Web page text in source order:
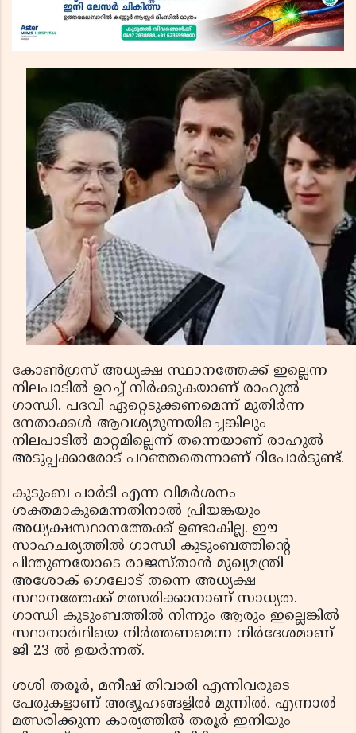
കോണ്‍ഗ്രസ് അധ്യക്ഷ സ്ഥാനത്തേക്ക് ഇല്ലെന്ന
നിലപാടില്‍ ഉറച്ച് നിര്‍ക്കുകയാണ് രാഹുല്‍
ഗാന്ധി. പദവി ഏറ്റെടുക്കണമെന്ന് മുതിര്‍ന്ന
നേതാക്കള്‍ ആവശ്യമുന്നയിച്ചെങ്കിലും
നിലപാടില്‍ മാറ്റമില്ലെന്ന് തന്നെയാണ് രാഹുല്‍
അടുപ്പക്കാരോട് പറഞ്ഞതെന്നാണ് റിപോര്‍ടുണ്ട്.
കുടുംബ പാര്‍ടി എന്ന വിമര്‍ശനം
ശക്തമാകുമെന്നതിനാല്‍ പ്രിയങ്കയും
അധ്യക്ഷസ്ഥാനത്തേക്ക് ഉണ്ടാകില്ല. ഈ
സാഹചര്യത്തില്‍ ഗാന്ധി കുടുംബത്തിന്റെ
പിന്തുണയോടെ രാജസ്താന്‍ മുഖ്യമന്ത്രി
അശോക് ഗെലോട് തന്നെ അധ്യക്ഷ
സ്ഥാനത്തേക്ക് മത്സരിക്കാനാണ് സാധ്യത.
ഗാന്ധി കുടുംബത്തില്‍ നിന്നും ആരും ഇല്ലെങ്കില്‍
സ്ഥാനാര്‍ഥിയെ നിര്‍ത്തണമെന്ന നിര്‍ദേശമാണ്
ജി 23 ല്‍ ഉയര്‍ന്നത്.
ശശി തരൂര്‍, മനീഷ് തിവാരി എന്നിവരുടെ
പേരുകളാണ് അഭ്യൂഹങ്ങളില്‍ മുന്നില്‍. എന്നാല്‍
മത്സരിക്കുന്ന കാര്യത്തില്‍ തരൂര്‍ ഇനിയും